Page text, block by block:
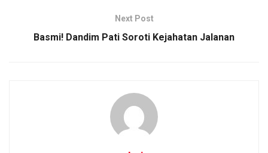
Next Post
Basmi! Dandim Pati Soroti Kejahatan Jalanan